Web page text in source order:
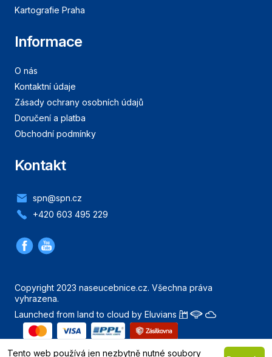
Kartografie Praha
Informace
O nás
Kontaktní údaje
Zásady ochrany osobních údajů
Doručení a platba
Obchodní podmínky
Kontakt
spn@spn.cz
+420 603 495 229
Copyright 2023 naseucebnice.cz. Všechna práva
vyhrazena.
Launched from land to cloud by Eluvians
Tento web používá jen nezbytně nutné soubory